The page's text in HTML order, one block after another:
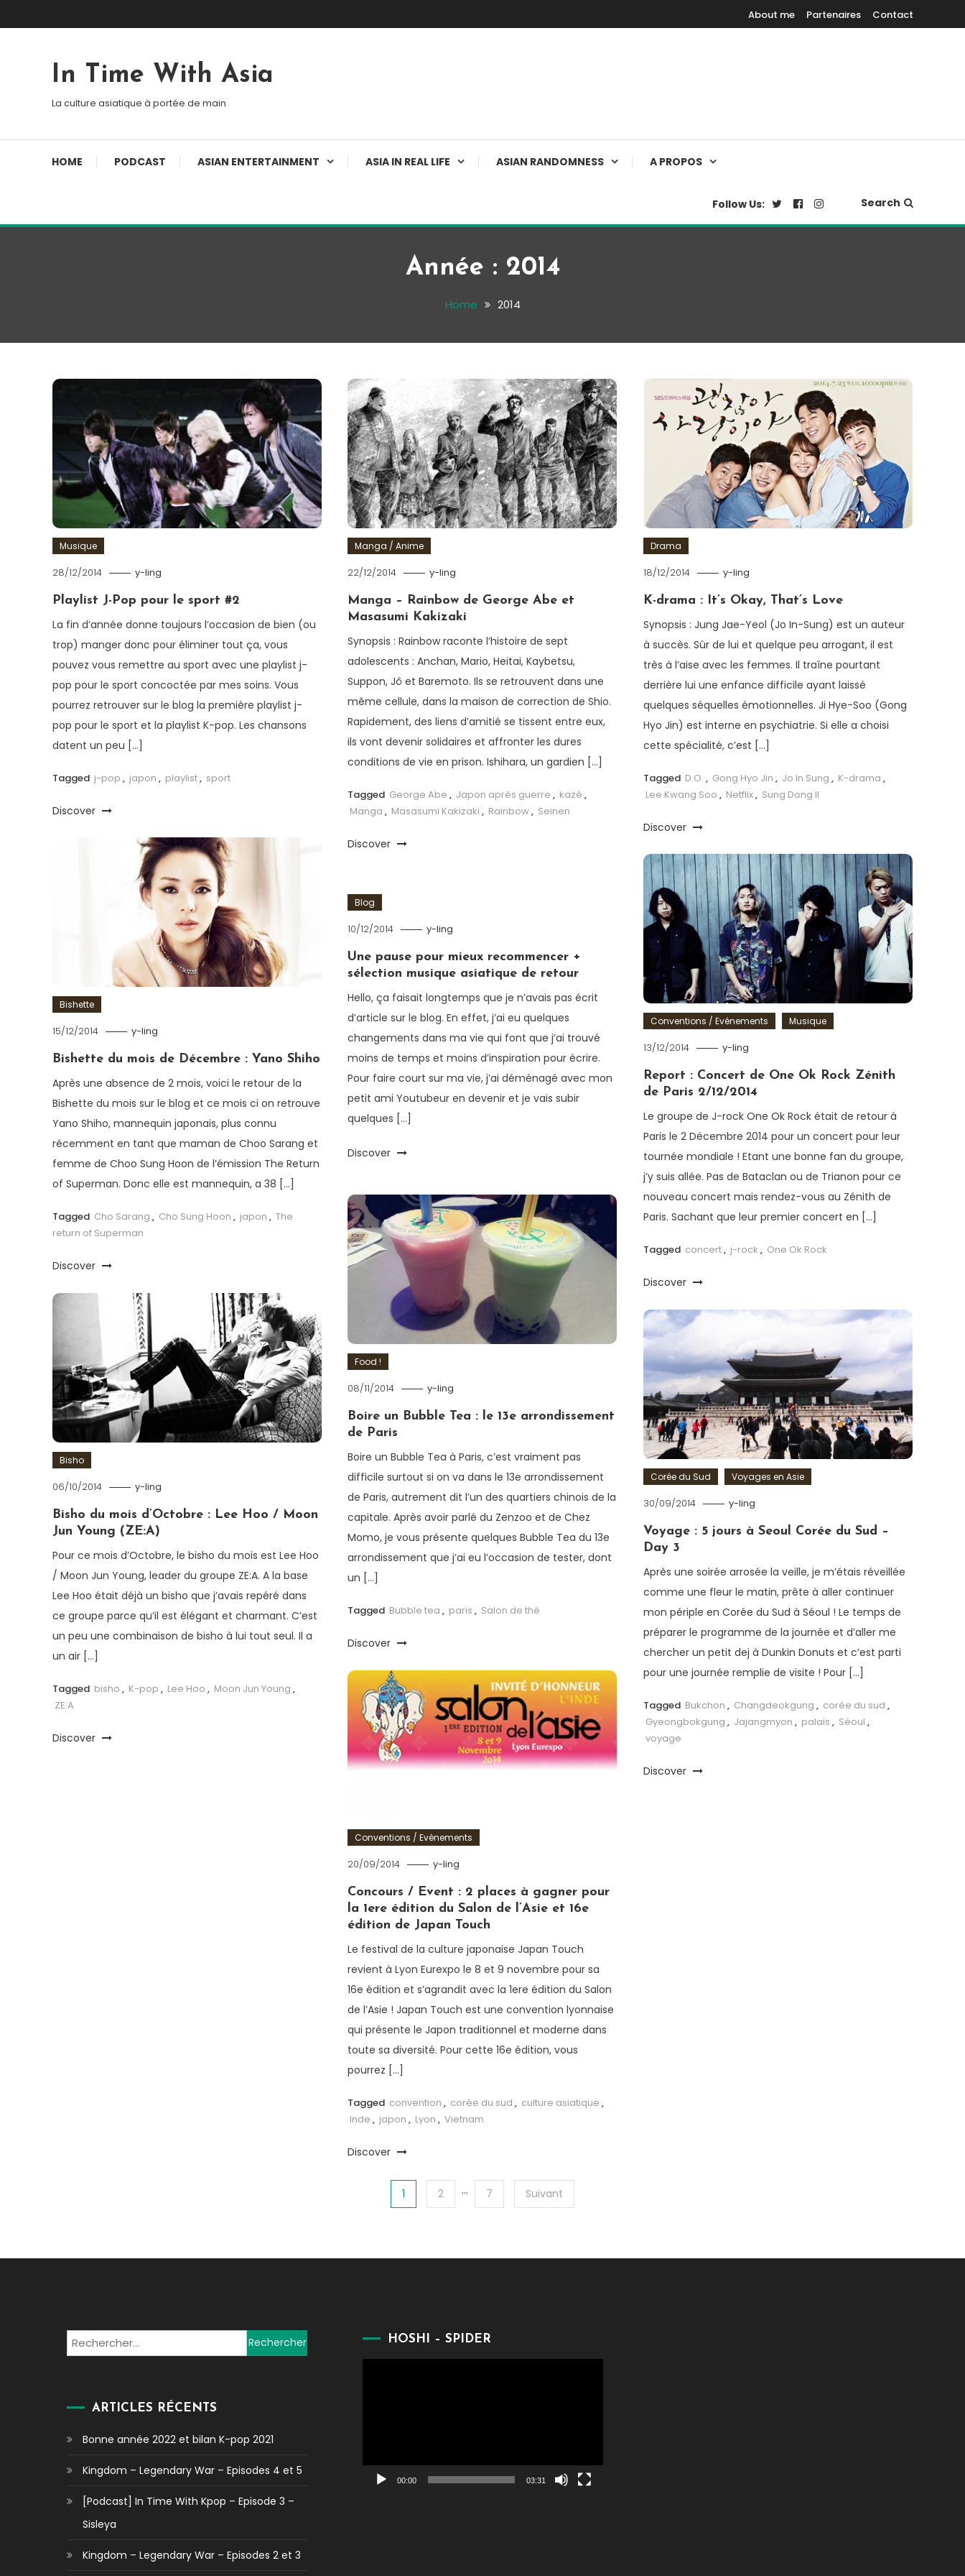
About me Partenaires Contact
In Time With Asia
La culture asiatique à portée de main
HOME PODCAST ASIAN ENTERTAINMENT ASIA IN REAL LIFE ASIAN RANDOMNESS A PROPOS
Follow Us: Search
Année : 2014
Home 2014
Musique
28/12/2014 y-ling
Playlist J-Pop pour le sport #2
La fin d’année donne toujours l’occasion de bien (ou
trop) manger donc pour éliminer tout ça, vous
pouvez vous remettre au sport avec une playlist j-
pop pour le sport concoctée par mes soins. Vous
pourrez retrouver sur le blog la première playlist j-
pop pour le sport et la playlist K-pop. Les chansons
datent un peu […]
Tagged j-pop , japon , playlist, sport
Discover
Manga / Anime
22/12/2014 y-ling
Manga – Rainbow de George Abe et
Masasumi Kakizaki
Synopsis : Rainbow raconte l’histoire de sept
adolescents : Anchan, Mario, Heitai, Kaybetsu,
Suppon, Jô et Baremoto. Ils se retrouvent dans une
même cellule, dans la maison de correction de Shio.
Rapidement, des liens d’amitié se tissent entre eux,
ils vont devenir solidaires et affronter les dures
conditions de vie en prison. Ishihara, un gardien […]
Tagged George Abe , Japon après guerre , kazé ,
Manga , Masasumi Kakizaki , Rainbow, Seinen
Discover
Drama
18/12/2014 y-ling
K-drama : It’s Okay, That’s Love
Synopsis : Jung Jae-Yeol (Jo In-Sung) est un auteur
à succès. Sûr de lui et quelque peu arrogant, il est
très à l’aise avec les femmes. Il traîne pourtant
derrière lui une enfance difficile ayant laissé
quelques séquelles émotionnelles. Ji Hye-Soo (Gong
Hyo Jin) est interne en psychiatrie. Si elle a choisi
cette spécialité, c’est […]
Tagged D.O. , Gong Hyo Jin , Jo In Sung , K-drama ,
Lee Kwang Soo , Netflix, Sung Dong Il
Discover
Bishette
15/12/2014 y-ling
Bishette du mois de Décembre : Yano Shiho
Après une absence de 2 mois, voici le retour de la
Bishette du mois sur le blog et ce mois ci on retrouve
Yano Shiho, mannequin japonais, plus connu
récemment en tant que maman de Choo Sarang et
femme de Choo Sung Hoon de l’émission The Return
of Superman. Donc elle est mannequin, a 38 […]
Tagged Cho Sarang , Cho Sung Hoon , japon , The
return of Superman
Discover
Conventions / Evénements Musique
13/12/2014 y-ling
Report : Concert de One Ok Rock Zénith
de Paris 2/12/2014
Le groupe de J-rock One Ok Rock était de retour à
Paris le 2 Décembre 2014 pour un concert pour leur
tournée mondiale ! Etant une bonne fan du groupe,
j’y suis allée. Pas de Bataclan ou de Trianon pour ce
nouveau concert mais rendez-vous au Zénith de
Paris. Sachant que leur premier concert en […]
Tagged concert, j-rock , One Ok Rock
Discover
Blog
10/12/2014 y-ling
Une pause pour mieux recommencer +
sélection musique asiatique de retour
Hello, ça faisait longtemps que je n’avais pas écrit
d’article sur le blog. En effet, j’ai eu quelques
changements dans ma vie qui font que j’ai trouvé
moins de temps et moins d’inspiration pour écrire.
Pour faire court sur ma vie, j’ai déménagé avec mon
petit ami Youtubeur en devenir et je vais subir
quelques […]
Discover
Food !
08/11/2014 y-ling
Boire un Bubble Tea : le 13e arrondissement
de Paris
Boire un Bubble Tea à Paris, c’est vraiment pas
difficile surtout si on va dans le 13e arrondissement
de Paris, autrement dit l’un des quartiers chinois de la
capitale. Après avoir parlé du Zenzoo et de Chez
Momo, je vous présente quelques Bubble Tea du 13e
arrondissement que j’ai eu l’occasion de tester, dont
un […]
Tagged Bubble tea , paris , Salon de thé
Discover
Bisho
06/10/2014 y-ling
Bisho du mois d’Octobre : Lee Hoo / Moon
Jun Young (ZE:A)
Pour ce mois d’Octobre, le bisho du mois est Lee Hoo
/ Moon Jun Young, leader du groupe ZE:A. A la base
Lee Hoo était déjà un bisho que j’avais repéré dans
ce groupe parce qu’il est élégant et charmant. C’est
un peu une combinaison de bisho à lui tout seul. Il a
un air […]
Tagged bisho , K-pop , Lee Hoo , Moon Jun Young ,
ZE:A
Discover
Corée du Sud Voyages en Asie
30/09/2014 y-ling
Voyage : 5 jours à Seoul Corée du Sud –
Day 3
Après une soirée arrosée la veille, je m’étais réveillée
comme une fleur le matin, prête à aller continuer
mon périple en Corée du Sud à Séoul ! Le temps de
préparer le programme de la journée et d’aller me
chercher un petit dej à Dunkin Donuts et c’est parti
pour une journée remplie de visite ! Pour […]
Tagged Bukchon , Changdeokgung , corée du sud ,
Gyeongbokgung , Jajangmyon , palais , Séoul ,
voyage
Discover
Conventions / Evénements
20/09/2014 y-ling
Concours / Event : 2 places à gagner pour
la 1ere édition du Salon de l’Asie et 16e
édition de Japan Touch
Le festival de la culture japonaise Japan Touch
revient à Lyon Eurexpo le 8 et 9 novembre pour sa
16e édition et s’agrandit avec la 1ere édition du Salon
de l’Asie ! Japan Touch est une convention lyonnaise
qui présente le Japon traditionnel et moderne dans
toute sa diversité. Pour cette 16e édition, vous
pourrez […]
Tagged convention , corée du sud , culture asiatique ,
Inde , japon , Lyon , Vietnam
Discover
1 2 … 7 Suivant
Rechercher :
ARTICLES RÉCENTS
Bonne année 2022 et bilan K-pop 2021
Kingdom – Legendary War – Episodes 4 et 5
[Podcast] In Time With Kpop – Episode 3 –
Sisleya
Kingdom – Legendary War – Episodes 2 et 3
HOSHI – SPIDER
00:00 03:31